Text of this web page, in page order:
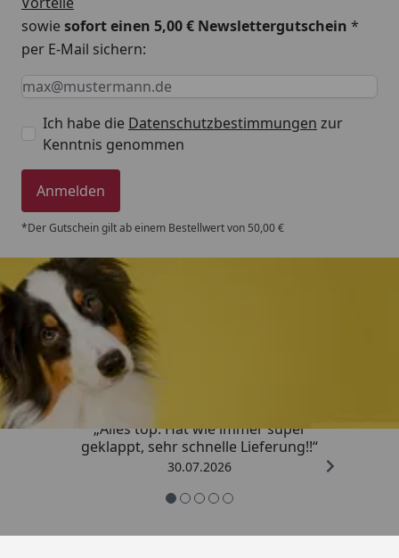
sowiesofort einen 5,00 € Newslettergutschein *
per E-Mail sichern:
Keine Eingabe erforderlich
Eingabe erforderlich
E-Mail *
Ich habe die Datenschutzbestimmungen zur
Kenntnis genommen
Anmelden
*Der Gutschein gilt ab einem Bestellwert von 50,00 €
Trusted Shops
„Alles top. Hat wie immer super
geklappt, sehr schnelle Lieferung!!“
30.07.2026